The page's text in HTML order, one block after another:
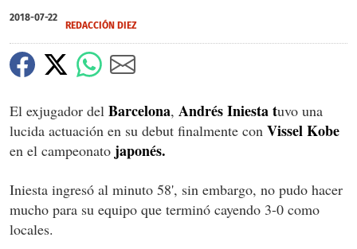
of
2
seconds
2018-07-22
REDACCIÓN DIEZ
El exjugador del Barcelona, Andrés Iniesta tuvo una
lucida actuación en su debut finalmente con Vissel Kobe
en el campeonato japonés.
Iniesta ingresó al minuto 58', sin embargo, no pudo hacer
mucho para su equipo que terminó cayendo 3-0 como
locales.